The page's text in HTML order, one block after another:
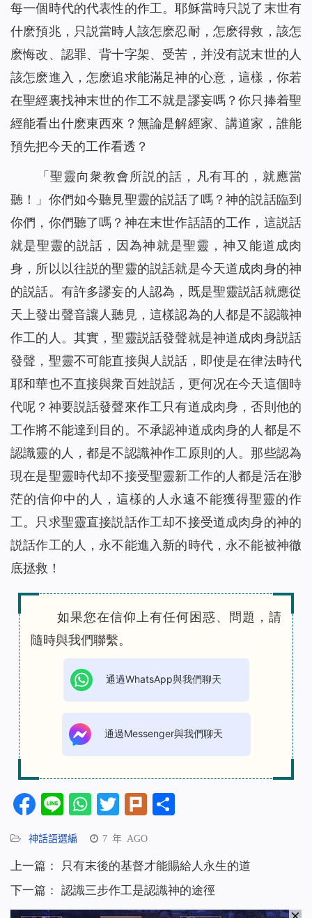
每一個時代的代表性的作工。耶穌當時只説了末世有
什麽預兆，只説當時人該怎麽忍耐，怎麽得救，該怎
麽悔改、認罪、背十字架、受苦，并没有説末世的人
該怎麽進入，怎麽追求能滿足神的心意，這樣，你若
在聖經裏找神末世的作工不就是謬妄嗎？你只捧着聖
經能看出什麽東西來？無論是解經家、講道家，誰能
預先把今天的工作看透？
「聖靈向衆教會所説的話，凡有耳的，就應當
聽！」你們如今聽見聖靈的説話了嗎？神的説話臨到
你們，你們聽了嗎？神在末世作話語的工作，這説話
就是聖靈的説話，因為神就是聖靈，神又能道成肉
身，所以以往説的聖靈的説話就是今天道成肉身的神
的説話。有許多謬妄的人認為，既是聖靈説話就應從
天上發出聲音讓人聽見，這樣認為的人都是不認識神
作工的人。其實，聖靈説話發聲就是神道成肉身説話
發聲，聖靈不可能直接與人説話，即使是在律法時代
耶和華也不直接與衆百姓説話，更何况在今天這個時
代呢？神要説話發聲來作工只有道成肉身，否則他的
工作將不能達到目的。不承認神道成肉身的人都是不
認識靈的人，都是不認識神作工原則的人。那些認為
現在是聖靈時代却不接受聖靈新工作的人都是活在渺
茫的信仰中的人，這樣的人永遠不能獲得聖靈的作
工。只求聖靈直接説話作工却不接受道成肉身的神的
説話作工的人，永不能進入新的時代，永不能被神徹
底拯救！
如果您在信仰上有任何困惑、問題，請
隨時與我們聯繫。
通過WhatsApp與我們聊天
通過Messenger與我們聊天
Facebook
LineWhatsApp
Twitter
Plurk
神話語選編 7 年 AGO
上一篇：
只有末後的基督才能賜給人永生的道
下一篇： 認識三步作工是認識神的途徑